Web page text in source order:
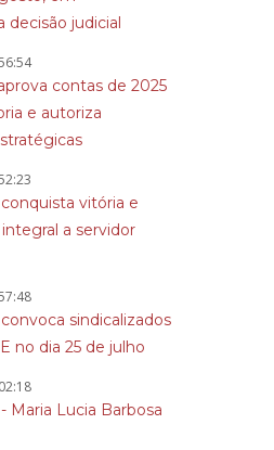
judicial
contas de 2025
e autoriza
vitória e
a servidor
sindicalizados
no dia 25 de julho
Maria Lucia Barbosa